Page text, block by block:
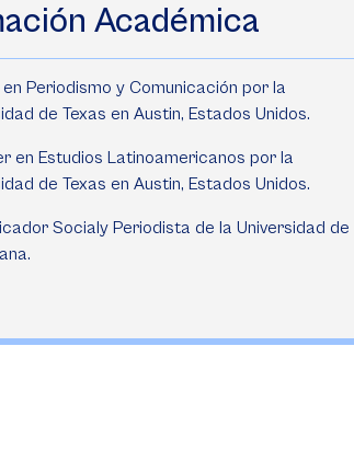
Académica
Periodismo y Comunicación por la
de Texas en Austin, Estados Unidos.
en Estudios Latinoamericanos por la
de Texas en Austin, Estados Unidos.
Socialy Periodista de la Universidad de